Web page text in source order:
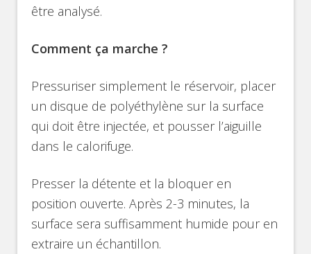
être analysé.
Comment ça marche ?
Pressuriser simplement le réservoir, placer
un disque de polyéthylène sur la surface
qui doit être injectée, et pousser l’aiguille
dans le calorifuge.
Presser la détente et la bloquer en
position ouverte. Après 2-3 minutes, la
surface sera suffisamment humide pour en
extraire un échantillon.